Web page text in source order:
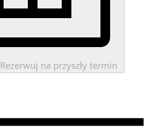
Rezerwuj na przyszły termin